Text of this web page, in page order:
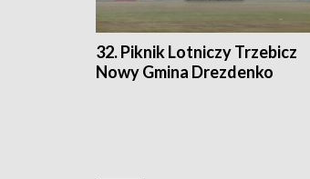
32. Piknik Lotniczy Trzebicz
Nowy Gmina Drezdenko